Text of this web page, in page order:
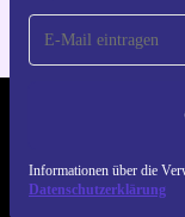
Informationen über die
Datenschutzerklärung
REFURBED